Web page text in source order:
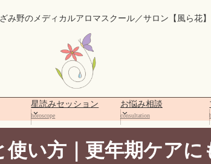
み野のメディカルアロマスクール／サロン【風ら花】
星読みセッション
horoscope
お悩み相談
consultation
い方｜更年期ケアに